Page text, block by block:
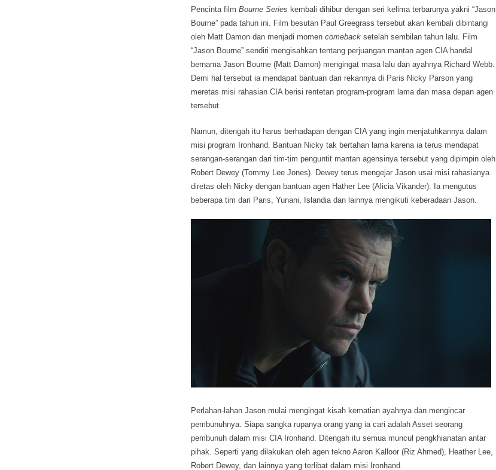
Pencinta film Bourne Series kembali dihibur dengan seri kelima terbarunya yakni “Jason
Bourne” pada tahun ini. Film besutan Paul Greegrass tersebut akan kembali dibintangi
oleh Matt Damon dan menjadi momen comeback setelah sembilan tahun lalu. Film
“Jason Bourne” sendiri mengisahkan tentang perjuangan mantan agen CIA handal
bernama Jason Bourne (Matt Damon) mengingat masa lalu dan ayahnya Richard Webb.
Demi hal tersebut ia mendapat bantuan dari rekannya di Paris Nicky Parson yang
meretas misi rahasian CIA berisi rentetan program-program lama dan masa depan agen
tersebut.
Namun, ditengah itu harus berhadapan dengan CIA yang ingin menjatuhkannya dalam
misi program Ironhand. Bantuan Nicky tak bertahan lama karena ia terus mendapat
serangan-serangan dari tim-tim penguntit mantan agensinya tersebut yang dipimpin oleh
Robert Dewey (Tommy Lee Jones). Dewey terus mengejar Jason usai misi rahasianya
diretas oleh Nicky dengan bantuan agen Hather Lee (Alicia Vikander). Ia mengutus
beberapa tim dari Paris, Yunani, Islandia dan lainnya mengikuti keberadaan Jason.
Perlahan-lahan Jason mulai mengingat kisah kematian ayahnya dan mengincar
pembunuhnya. Siapa sangka rupanya orang yang ia cari adalah Asset seorang
pembunuh dalam misi CIA Ironhand. Ditengah itu semua muncul pengkhianatan antar
pihak. Seperti yang dilakukan oleh agen tekno Aaron Kalloor (Riz Ahmed), Heather Lee,
Robert Dewey, dan lainnya yang terlibat dalam misi Ironhand.